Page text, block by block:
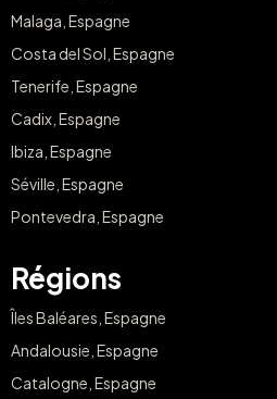
Malaga, Espagne
Costa del Sol, Espagne
Tenerife, Espagne
Cadix, Espagne
Ibiza, Espagne
Séville, Espagne
Pontevedra, Espagne
Régions
Îles Baléares, Espagne
Andalousie, Espagne
Catalogne, Espagne